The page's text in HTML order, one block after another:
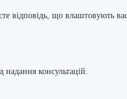
відповідь, що влаштовують
консультацій.